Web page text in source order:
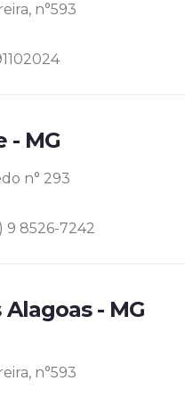
n°593
- MG
n° 293
9 8526-7242
- MG
n°593